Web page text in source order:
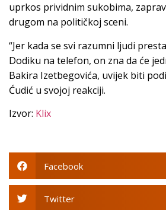
uprkos prividnim sukobima,
drugom na političkoj sceni.
“Jer kada se svi razumni ljudi
Dodiku na telefon, on zna da će
Bakira Izetbegovića, uvijek biti
Ćudić u svojoj reakciji.
Izvor: Klix
Facebook
Twitter